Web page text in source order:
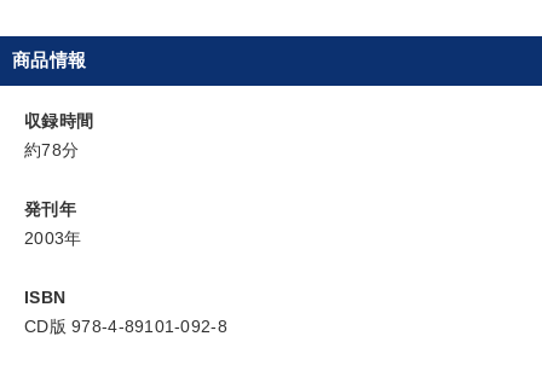
社長の姿勢を学びたい 経営を改善したい
財務・数字力の向上
未来先見 ブランディング
商品情報
収録時間
約78分
発刊年
2003年
ISBN
CD版 978-4-89101-092-8